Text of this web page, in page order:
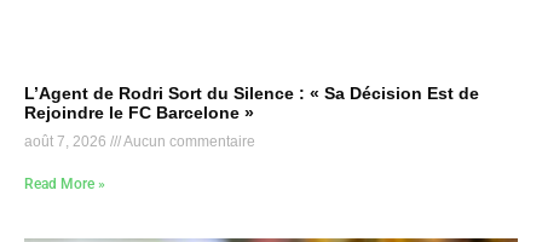
L’Agent de Rodri Sort du Silence : « Sa Décision Est de
Rejoindre le FC Barcelone »
août 7, 2026 Aucun commentaire
Read More »